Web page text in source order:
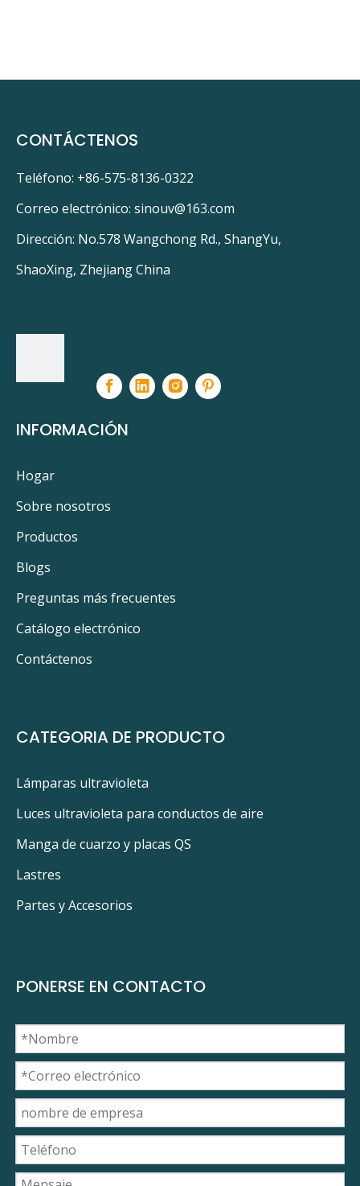
CONTÁCTENOS
Teléfono: +86-575-8136-0322
Correo electrónico: sinouv@163.com
Dirección: No.578 Wangchong Rd., ShangYu,
ShaoXing, Zhejiang China
INFORMACIÓN
Hogar
Sobre nosotros
Productos
Blogs
Preguntas más frecuentes
Catálogo electrónico
Contáctenos
CATEGORIA DE PRODUCTO
Lámparas ultravioleta
Luces ultravioleta para conductos de aire
Manga de cuarzo y placas QS
Lastres
Partes y Accesorios
PONERSE EN CONTACTO